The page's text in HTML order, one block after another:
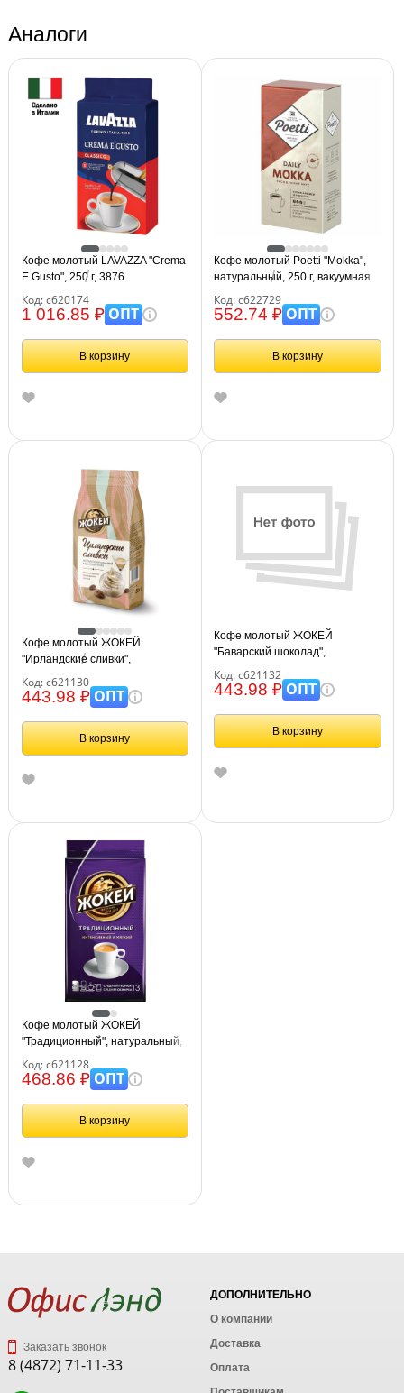
Аналоги
Кофе молотый LAVAZZA "Crema
E Gusto", 250 г, 3876
Код: с620174
1 016.85 ₽ОПТ
В корзину
Кофе молотый Poetti "Mokka",
натуральный, 250 г, вакуумная
Код: с622729
552.74 ₽ОПТ
В корзину
Кофе молотый ЖОКЕЙ
"Ирландские сливки",
упаковка, 0509-20
Код: с621130
443.98 ₽ОПТ
В корзину
Кофе молотый ЖОКЕЙ
"Баварский шоколад",
упаковка, 0511-20
Код: с621132
443.98 ₽ОПТ
В корзину
Кофе молотый ЖОКЕЙ
"Традиционный", натуральный,
26
Код: с621128
468.86 ₽ОПТ
В корзину
Заказать звонок
8 (4872) 71-11-33
ДОПОЛНИТЕЛЬНО
О компании
Доставка
Оплата